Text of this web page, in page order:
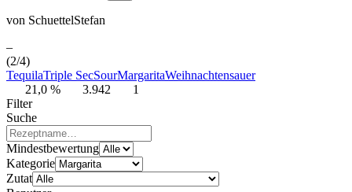
von SchuettelStefan
–
(2/4)
TequilaTriple SecSourMargaritaWeihnachtensauer
21,0 %
3.942
1
Filter
Suche
Mindestbewertung
Kategorie
Zutat